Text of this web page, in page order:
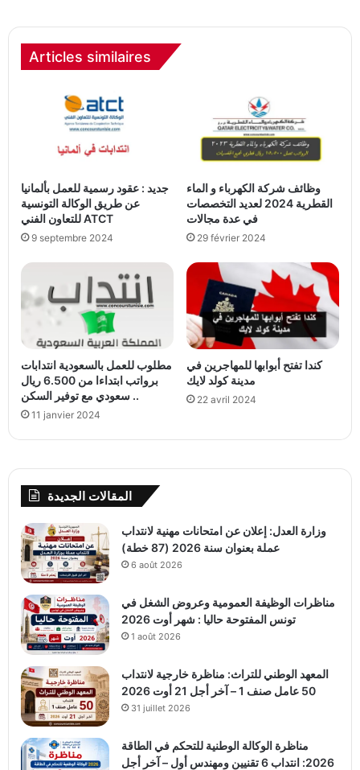
Articles similaires
جديد : عقود رسمية للعمل بألمانيا
عن طريق الوكالة التونسية
للتعاون الفني ATCT
9 septembre 2024
وظائف شركة الكهرباء و الماء
القطرية 2024 لعديد التخصصات
في عدة مجالات
29 février 2024
مطلوب للعمل بالسعودية انتدابات
برواتب ابتداءا من 6.500 ريال
سعودي مع توفير السكن ..
11 janvier 2024
كندا تفتح أبوابها للمهاجرين في
مدينة كولد لايك
22 avril 2024
المقالات الجديدة
وزارة العدل: إعلان عن امتحانات مهنية لانتداب
عملة بعنوان سنة 2026 (87 خطة)
6 août 2026
مناظرات الوظيفة العمومية وعروض الشغل في
تونس المفتوحة حاليا : شهر أوت 2026
1 août 2026
المعهد الوطني للتراث: مناظرة خارجية لانتداب
50 عامل صنف 1 – آخر أجل 21 أوت 2026
31 juillet 2026
مناظرة الوكالة الوطنية للتحكم في الطاقة
2026: انتداب 6 تقنيين ومهندس أول – آخر أجل